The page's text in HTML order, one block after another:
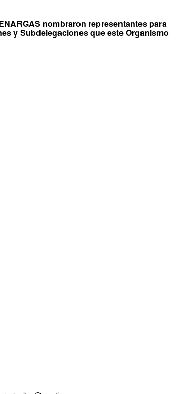
nombraron representantes para
y Subdelegaciones que este Organismo